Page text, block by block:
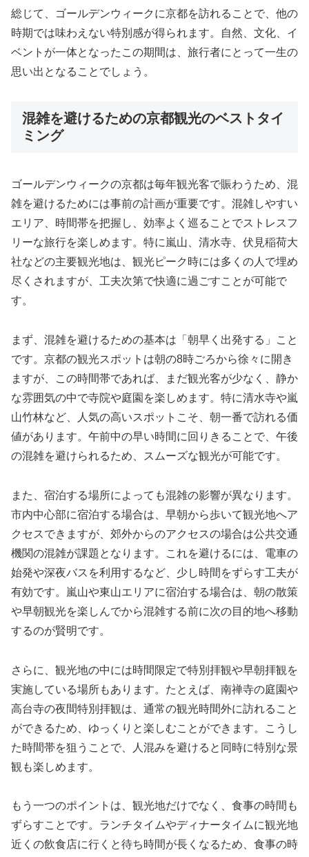
総じて、ゴールデンウィークに京都を訪れることで、他の
時期では味わえない特別感が得られます。自然、文化、イ
ベントが一体となったこの期間は、旅行者にとって一生の
思い出となることでしょう。
混雑を避けるための京都観光のベストタイ
ミング
ゴールデンウィークの京都は毎年観光客で賑わうため、混
雑を避けるためには事前の計画が重要です。混雑しやすい
エリア、時間帯を把握し、効率よく巡ることでストレスフ
リーな旅行を楽しめます。特に嵐山、清水寺、伏見稲荷大
社などの主要観光地は、観光ピーク時には多くの人で埋め
尽くされますが、工夫次第で快適に過ごすことが可能で
す。
まず、混雑を避けるための基本は「朝早く出発する」こと
です。京都の観光スポットは朝の8時ごろから徐々に開き
ますが、この時間帯であれば、まだ観光客が少なく、静か
な雰囲気の中で寺院や庭園を楽しめます。特に清水寺や嵐
山竹林など、人気の高いスポットこそ、朝一番で訪れる価
値があります。午前中の早い時間に回りきることで、午後
の混雑を避けられるため、スムーズな観光が可能です。
また、宿泊する場所によっても混雑の影響が異なります。
市内中心部に宿泊する場合は、早朝から歩いて観光地へア
クセスできますが、郊外からのアクセスの場合は公共交通
機関の混雑が課題となります。これを避けるには、電車の
始発や深夜バスを利用するなど、少し時間をずらす工夫が
有効です。嵐山や東山エリアに宿泊する場合は、朝の散策
や早朝観光を楽しんでから混雑する前に次の目的地へ移動
するのが賢明です。
さらに、観光地の中には時間限定で特別拝観や早朝拝観を
実施している場所もあります。たとえば、南禅寺の庭園や
高台寺の夜間特別拝観は、通常の観光時間外に訪れること
ができるため、ゆっくりと楽しむことができます。こうし
た時間帯を狙うことで、人混みを避けると同時に特別な景
観も楽しめます。
もう一つのポイントは、観光地だけでなく、食事の時間も
ずらすことです。ランチタイムやディナータイムに観光地
近くの飲食店に行くと待ち時間が長くなるため、食事の時